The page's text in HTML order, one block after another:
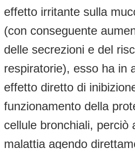
effetto irritante sulla
(con conseguente
delle secrezioni e del
respiratorie), esso ha in
effetto diretto di
funzionamento della
cellule bronchiali, perciò
malattia agendo